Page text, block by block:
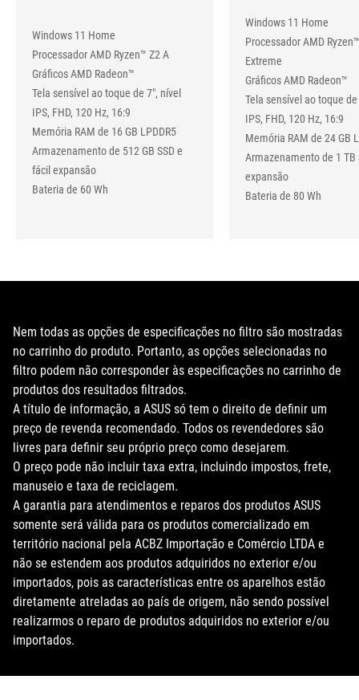
Windows 11 Home
Processador AMD Ryzen™ Z2 A
Gráficos AMD Radeon™
Tela sensível ao toque de 7", nível
IPS, FHD, 120 Hz, 16:9
Memória RAM de 16 GB LPDDR5
Armazenamento de 512 GB SSD e
fácil expansão
Bateria de 60 Wh
Windows 11 Home
Processador AMD
Extreme
Gráficos AMD Radeon™
Tela sensível ao toque
IPS, FHD, 120 Hz, 16:9
Memória RAM de 24 GB
Armazenamento de 1 TB
expansão
Bateria de 80 Wh
Nem todas as opções de especificações no filtro são mostradas
no carrinho do produto. Portanto, as opções selecionadas no
filtro podem não corresponder às especificações no carrinho de
produtos dos resultados filtrados.
A título de informação, a ASUS só tem o direito de definir um
preço de revenda recomendado. Todos os revendedores são
livres para definir seu próprio preço como desejarem.
O preço pode não incluir taxa extra, incluindo impostos, frete,
manuseio e taxa de reciclagem.
A garantia para atendimentos e reparos dos produtos ASUS
somente será válida para os produtos comercializado em
território nacional pela ACBZ Importação e Comércio LTDA e
não se estendem aos produtos adquiridos no exterior e/ou
importados, pois as características entre os aparelhos estão
diretamente atreladas ao país de origem, não sendo possível
realizarmos o reparo de produtos adquiridos no exterior e/ou
importados.